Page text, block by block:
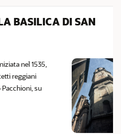
BASILICA DI SAN
nel 1535,
reggiani
su